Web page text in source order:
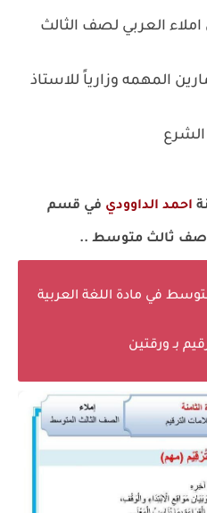
العربي لصف الثالث
المهمه وزارياً للاستاذ
الشرع
احمد الداوودي في قسم
صف ثالث متوسط ..
في مادة اللغة العربية
بـ ورقتين